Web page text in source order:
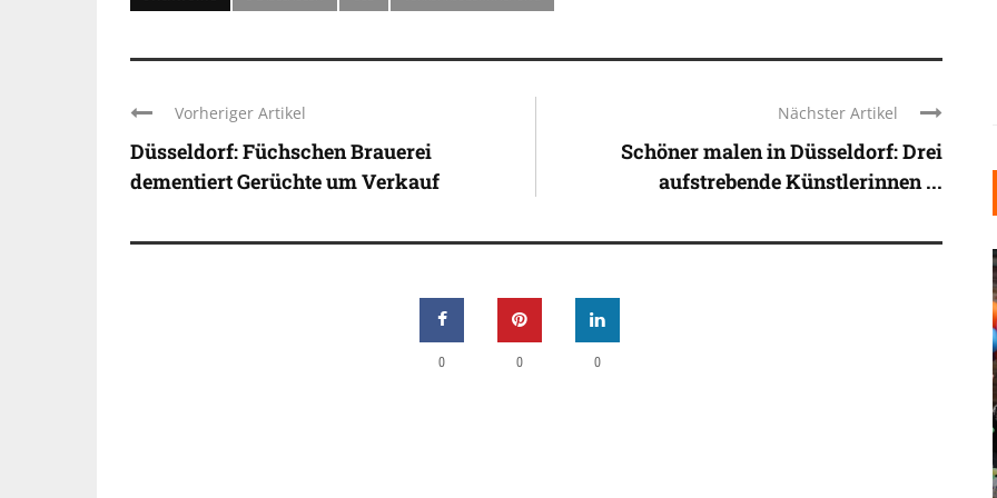
Vorheriger Artikel
Düsseldorf: Füchschen Brauerei
dementiert Gerüchte um Verkauf
Nächster Artikel
Schöner malen in Düsseldorf: Drei
aufstrebende Künstlerinnen ...
0 0 0